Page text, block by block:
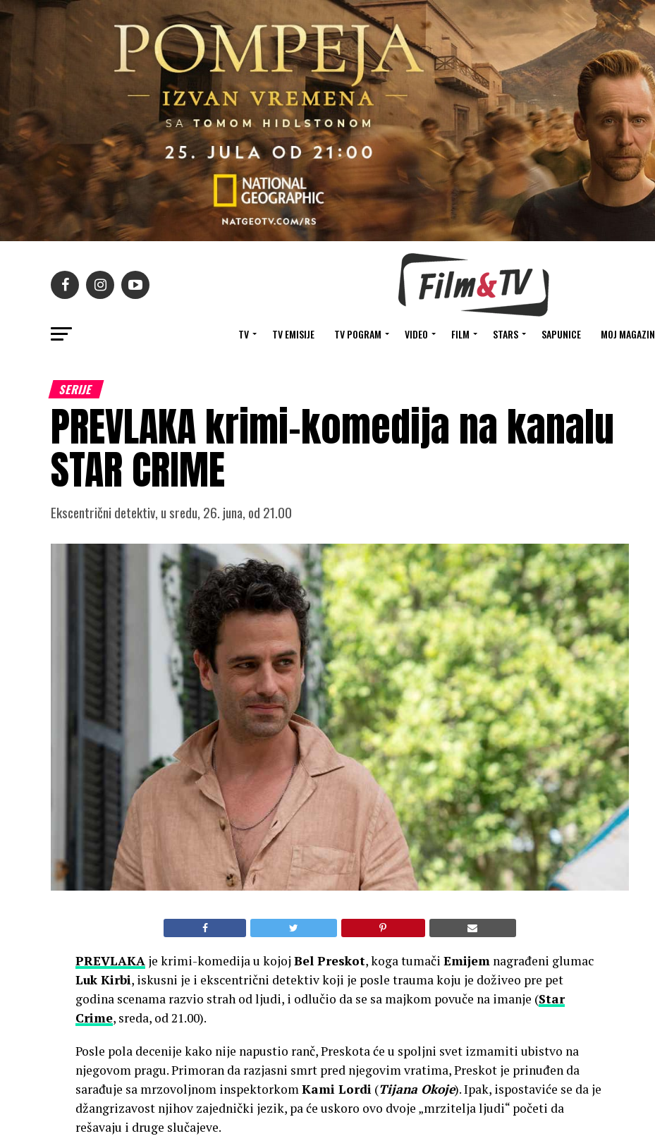
TV TV EMISIJE TV POGRAM VIDEO FILM STARS SAPUNICE MOJ MAGAZIN
SERIJE
PREVLAKA krimi-komedija na kanalu
STAR CRIME
Ekscentrični detektiv, u sredu, 26. juna, od 21.00
PREVLAKA je krimi-komedija u kojoj Bel Preskot, koga tumači Emijem nagrađeni glumac
Luk Kirbi, iskusni je i ekscentrični detektiv koji je posle trauma koju je doživeo pre pet
godina scenama razvio strah od ljudi, i odlučio da se sa majkom povuče na imanje (Star
Crime, sreda, od 21.00).
Posle pola decenije kako nije napustio ranč, Preskota će u spoljni svet izmamiti ubistvo na
njegovom pragu. Primoran da razjasni smrt pred njegovim vratima, Preskot je prinuđen da
sarađuje sa mrzovoljnom inspektorkomKami Lordi (Tijana Okoje). Ipak, ispostaviće se da je
džangrizavost njihov zajednički jezik, pa će uskoro ovo dvoje „mrzitelja ljudi“ početi da
rešavaju i druge slučajeve.